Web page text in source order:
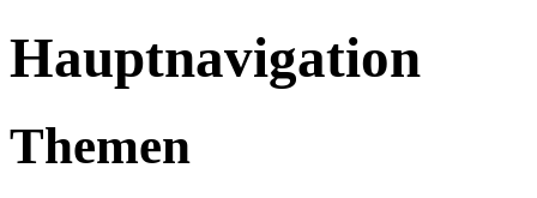
Hauptnavigation
Themen